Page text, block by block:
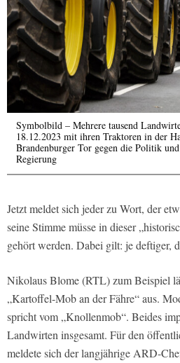
Symbolbild – Mehrere tausend
18.12.2023 mit ihren Traktoren in der
Brandenburger Tor gegen die Politik
Regierung
Jetzt meldet sich jeder zu Wort, der
seine Stimme müsse in dieser
gehört werden. Dabei gilt: je deftiger,
Nikolaus Blome (RTL) zum Beispiel
„Kartoffel-Mob an der Fähre“ aus.
spricht vom „Knollenmob“. Beides
Landwirten insgesamt. Für den
meldete sich der langjährige ARD-